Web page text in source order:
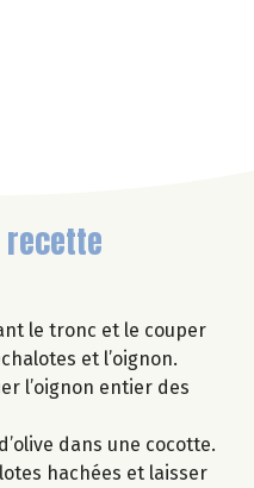
recette
le tronc et le couper
et l’oignon.
l’oignon entier des
dans une cocotte.
hachées et laisser